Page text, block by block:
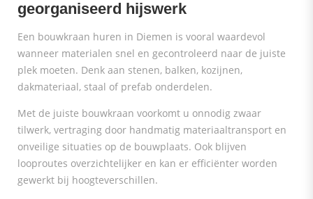
georganiseerd hijswerk
Een bouwkraan huren in Diemen is vooral waardevol
wanneer materialen snel en gecontroleerd naar de juiste
plek moeten. Denk aan stenen, balken, kozijnen,
dakmateriaal, staal of prefab onderdelen.
Met de juiste bouwkraan voorkomt u onnodig zwaar
tilwerk, vertraging door handmatig materiaaltransport en
onveilige situaties op de bouwplaats. Ook blijven
looproutes overzichtelijker en kan er efficiënter worden
gewerkt bij hoogteverschillen.